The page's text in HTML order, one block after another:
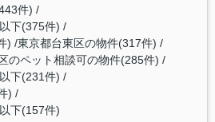
件)
下(375件)
) 東京都台東区の物件(317件)
のペット相談可の物件(285件)
下(231件)
)
下(157件)